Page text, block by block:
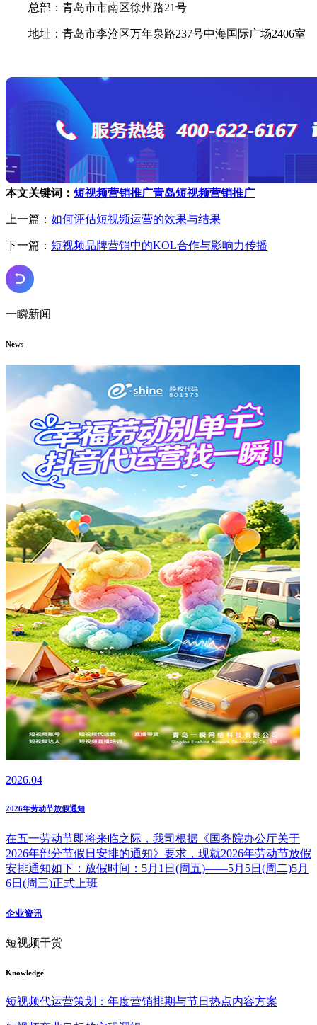
总部：青岛市市南区徐州路21号
地址：青岛市李沧区万年泉路237号中海国际广场2406室
本文关键词： 短视频营销推广青岛短视频营销推广
上一篇： 如何评估短视频运营的效果与结果
下一篇： 短视频品牌营销中的KOL合作与影响力传播
一瞬新闻
News
2026.04
2026年劳动节放假通知
在五一劳动节即将来临之际，我司根据《国务院办公厅关于
2026年部分节假日安排的通知》要求，现就2026年劳动节放假
安排通知如下：放假时间：5月1日(周五)——5月5日(周二)5月
6日(周三)正式上班
企业资讯
短视频干货
Knowledge
短视频代运营策划：年度营销排期与节日热点内容方案